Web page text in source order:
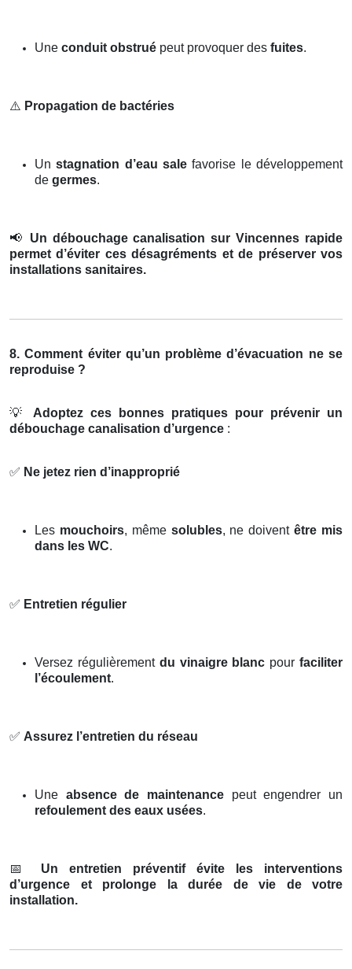
Une conduit obstrué peut provoquer des fuites.
⚠️ Propagation de bactéries
Unstagnation d’eau sale favorise le développement
de germes.
📢
Un débouchage canalisation sur Vincennes rapide
permet d’éviter ces désagréments et de préserver vos
installations sanitaires.
8. Comment éviter qu’un problème d’évacuation ne se
reproduise ?
💡
Adoptez ces bonnes pratiques pour prévenir un
débouchage canalisation d’urgence :
✅ Ne jetez rien d’inapproprié
Les mouchoirs, même solubles, ne doiventêtre mis
dans les WC.
✅ Entretien régulier
Versez régulièrement du vinaigre blanc pourfaciliter
l’écoulement.
✅ Assurez l’entretien du réseau
Une absence de maintenance peut engendrer un
refoulement des eaux usées.
📅
Un entretien préventif évite les interventions
d’urgence et prolonge la durée de vie de votre
installation.